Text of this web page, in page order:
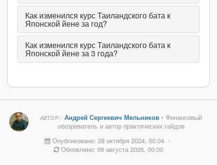
Как изменился курс Таиландского бата к
Японской йене за год?
Как изменился курс Таиландского бата к
Японской йене за 3 года?
АВТОР: Андрей Сергеевич Мельников• Финансовый
обозреватель и автор практических гайдов
Опубликовано: 28 октября 2024, 00:04 •
Обновлено: 06 августа 2026, 00:00